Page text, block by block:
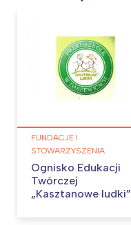
FUNDACJE I
STOWARZYSZENIA
Ognisko Edukacji
Twórczej
„Kasztanowe ludki”